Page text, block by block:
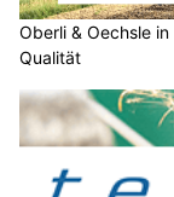
Oberli & Oechsle
Qualität